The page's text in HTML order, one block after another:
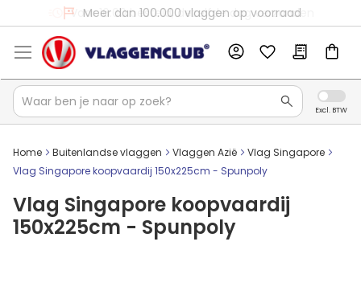
Meer dan 100.000 vlaggen op voorraad
Voor 16:00 besteld, dezelfde dag verzonden
Home Buitenlandse vlaggen Vlaggen Azië
Vlag Singapore
Vlag Singapore koopvaardij 150x225cm - Spunpoly
Vlag Singapore koopvaardij
150x225cm - Spunpoly